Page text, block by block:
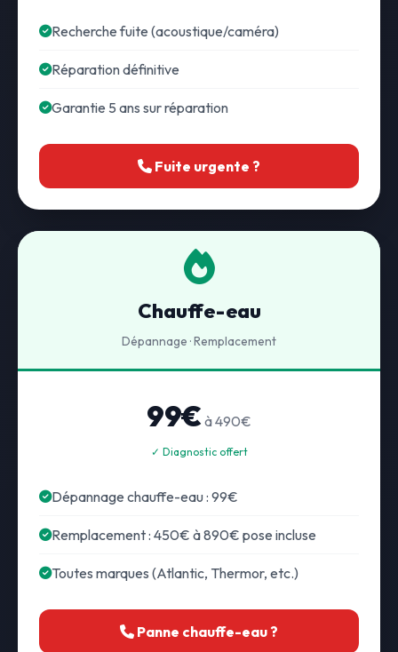
Recherche fuite (acoustique/caméra)
Réparation définitive
Garantie 5 ans sur réparation
Fuite urgente ?
Chauffe-eau
Dépannage · Remplacement
99€ à 490€
✓ Diagnostic offert
Dépannage chauffe-eau : 99€
Remplacement : 450€ à 890€ pose incluse
Toutes marques (Atlantic, Thermor, etc.)
Panne chauffe-eau ?